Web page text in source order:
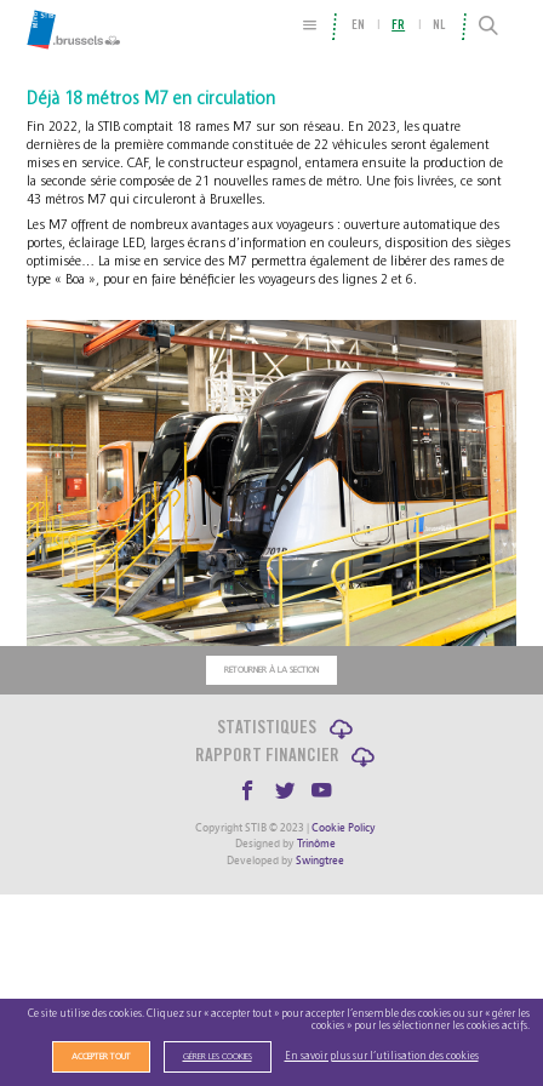
EN FR NL
Déjà 18 métros M7 en circulation
Fin 2022, la STIB comptait 18 rames M7 sur son réseau. En 2023, les quatre
dernières de la première commande constituée de 22 véhicules seront également
mises en service. CAF, le constructeur espagnol, entamera ensuite la production de
la seconde série composée de 21 nouvelles rames de métro. Une fois livrées, ce sont
43 métros M7 qui circuleront à Bruxelles.
Les M7 offrent de nombreux avantages aux voyageurs : ouverture automatique des
portes, éclairage LED, larges écrans d’information en couleurs, disposition des sièges
optimisée… La mise en service des M7 permettra également de libérer des rames de
type « Boa », pour en faire bénéficier les voyageurs des lignes 2 et 6.
RETOURNER À LA SECTION
STATISTIQUES
RAPPORT FINANCIER
Copyright STIB © 2023 | Cookie Policy
Designed by Trinôme
Developed by Swingtree
Ce site utilise des cookies. Cliquez sur « accepter tout » pour accepter l’ensemble des cookies ou sur « gérer les
cookies » pour les sélectionner les cookies actifs.
ACCEPTER TOUT GÉRER LES COOKIES En savoir plus sur l’utilisation des cookies